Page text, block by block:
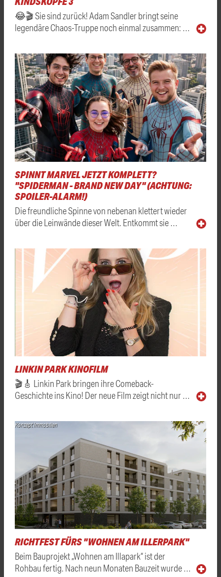
😂🎬 Sie sind zurück! Adam Sandler bringt seine
legendäre Chaos-Truppe noch einmal zusammen: …
SPINNT MARVEL JETZT KOMPLETT?
"SPIDERMAN - BRAND NEW DAY" (ACHTUNG:
SPOILER-ALARM!)
Die freundliche Spinne von nebenan klettert wieder
über die Leinwände dieser Welt. Entkommt sie …
LINKIN PARK KINOFILM
🎬🎸 Linkin Park bringen ihre Comeback-
Geschichte ins Kino! Der neue Film zeigt nicht nur …
Konzept Immobilien
RICHTFEST FÜRS "WOHNEN AM ILLERPARK"
Beim Bauprojekt „Wohnen am Illapark“ ist der
Rohbau fertig. Nach neun Monaten Bauzeit wurde …